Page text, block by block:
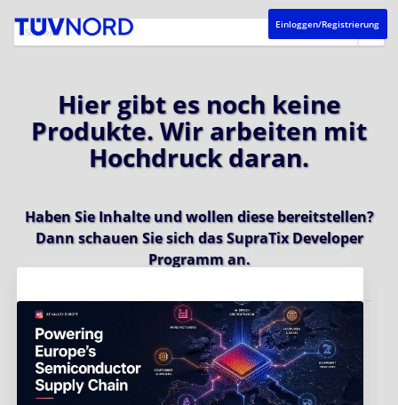
Einloggen/Registrierung
Hier gibt es noch keine
Produkte. Wir arbeiten mit
Hochdruck daran.
Haben Sie Inhalte und wollen diese bereitstellen?
Dann schauen Sie sich dasSupraTix Developer
Programman.